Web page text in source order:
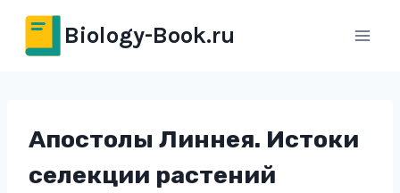
Перейти
содержимому
Biology-Book.ru
Апостолы Линнея. Истоки
селекции растений